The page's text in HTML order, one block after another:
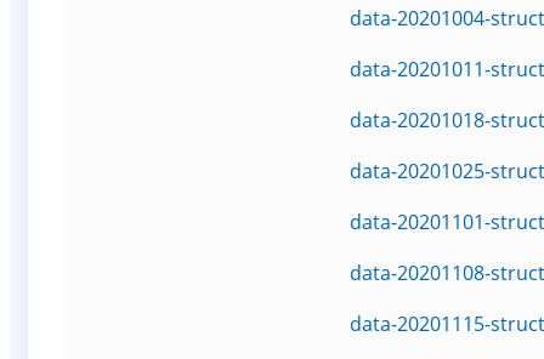
data-20201004-
data-20201011-
data-20201018-
data-20201025-
data-20201101-
data-20201108-
data-20201115-